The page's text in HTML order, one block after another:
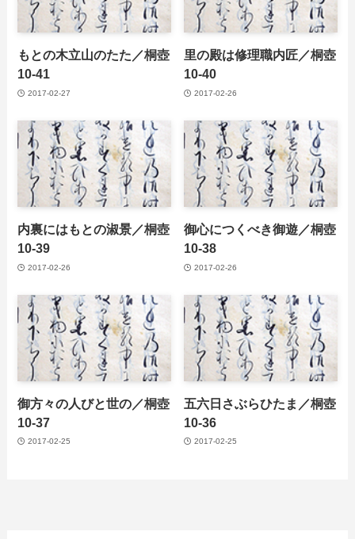
もとの木立山のたた／桐壺
10-41
2017-02-27
里の殿は修理職内匠／桐壺
10-40
2017-02-26
内裏にはもとの淑景／桐壺
10-39
2017-02-26
御心につくべき御遊／桐壺
10-38
2017-02-26
御方々の人びと世の／桐壺
10-37
2017-02-25
五六日さぶらひたま／桐壺
10-36
2017-02-25